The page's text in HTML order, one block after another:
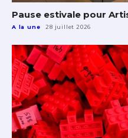
Pause estivale pour
A la une 28 juillet 2026